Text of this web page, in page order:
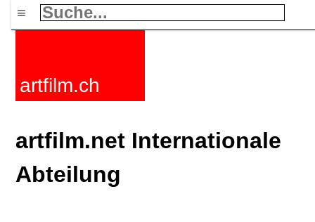
≡
artfilm.ch
artfilm.net Internationale
Abteilung